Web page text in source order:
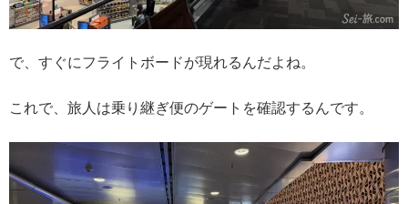
で、すぐにフライトボードが現れるんだよね。
これで、旅人は乗り継ぎ便のゲートを確認するんです。